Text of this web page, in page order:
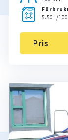
5.50 l/
Pris